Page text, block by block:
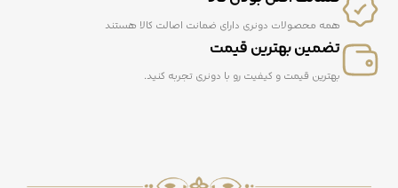
همه محصولات دونری دارای ضمانت اصالت کالا هستند
تضمین بهترین قیمت
بهترین قیمت و کیفیت رو با دونری تجربه کنید.